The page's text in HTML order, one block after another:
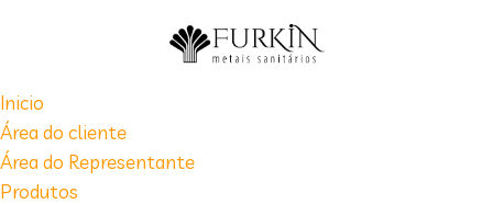
Inicio
Área do cliente
Área do Representante
Produtos